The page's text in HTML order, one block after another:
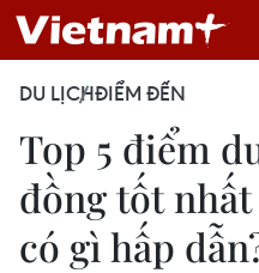
DU LỊCHĐIỂM ĐẾN
Top 5 điểm
đồng tốt nhất
có gì hấp